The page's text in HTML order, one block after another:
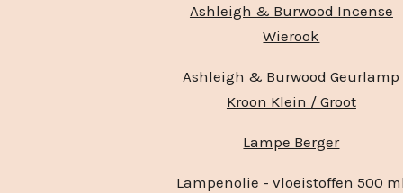
Ashleigh & Burwood Incense
Wierook
Ashleigh & Burwood Geurlamp
Kroon Klein / Groot
Lampe Berger
Lampenolie - vloeistoffen 500